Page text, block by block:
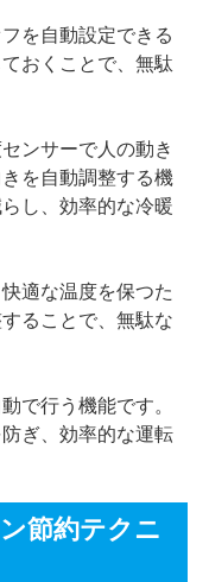
を自動設定できる
おくことで、無駄
ンサーで人の動き
を自動調整する機
し、効率的な冷暖
適な温度を保つた
ることで、無駄な
で行う機能です。
ぎ、効率的な運転
節約テクニ